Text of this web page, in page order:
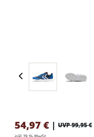
54,97 € | UVP 99,95 €